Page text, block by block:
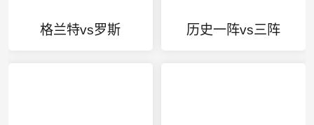
格兰特vs罗斯 历史一阵vs三阵